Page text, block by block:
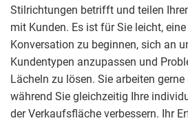
Stilrichtungen betrifft und teilen
mit Kunden. Es ist für Sie leicht,
Konversation zu beginnen, sich an
Kundentypen anzupassen und
Lächeln zu lösen. Sie arbeiten
während Sie gleichzeitig Ihre
der Verkaufsfläche verbessern. Ihr